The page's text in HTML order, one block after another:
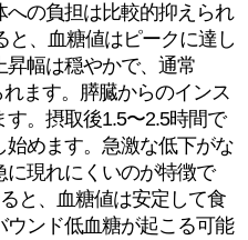
の負担は比較的抑えられ
と、血糖値はピークに達し
昇幅は穏やかで、通常
ます。膵臓からのインス
。摂取後1.5〜2.5時間で
めます。急激な低下がな
現れにくいのが特徴で
と、血糖値は安定して食
ンド低血糖が起こる可能